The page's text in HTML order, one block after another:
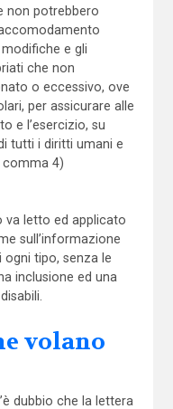
non potrebbero
e gli
che non
o eccessivo, ove
per assicurare alle
e l’esercizio, su
tutti i diritti umani e
comma 4)
letto ed applicato
sull’informazione
tipo, senza le
inclusione ed una
volano
dubbio che la lettera